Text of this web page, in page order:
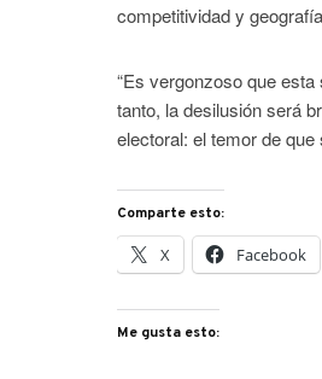
competitividad y
“Es vergonzoso que
tanto, la desilusión será
electoral: el temor de
Comparte esto:
X Facebook
Me gusta esto: